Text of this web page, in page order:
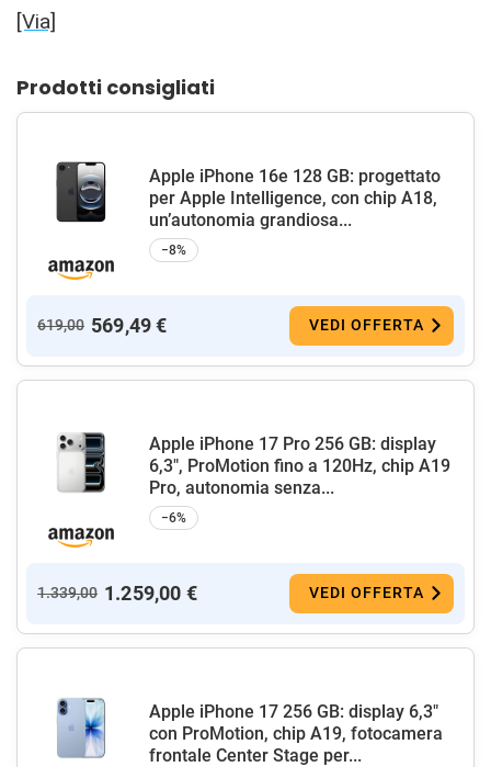
[Via]
Prodotti consigliati
Apple iPhone 16e 128 GB: progettato
per Apple Intelligence, con chip A18,
un’autonomia grandiosa...
−8%
619,00 569,49 € VEDI OFFERTA
Apple iPhone 17 Pro 256 GB: display
6,3", ProMotion fino a 120Hz, chip A19
Pro, autonomia senza...
−6%
1.339,00 1.259,00 € VEDI OFFERTA
Apple iPhone 17 256 GB: display 6,3"
con ProMotion, chip A19, fotocamera
frontale Center Stage per...